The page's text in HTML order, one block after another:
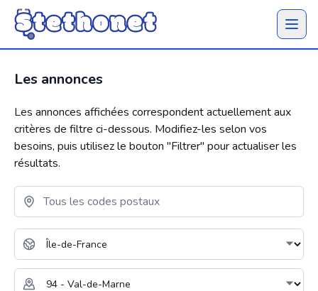
Ouvrir
Les annonces
Les annonces affichées correspondent actuellement aux
critères de filtre ci-dessous. Modifiez-les selon vos
besoins, puis utilisez le bouton "Filtrer" pour actualiser les
résultats.